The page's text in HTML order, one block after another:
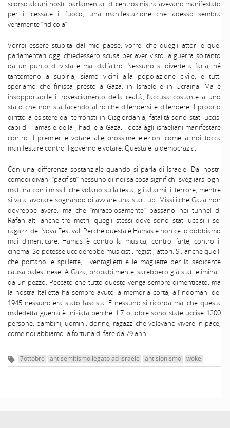
scorso alcuni nostri parlamentari di centrosinistra avevano manifestato
per il cessate il fuoco, una manifestazione che adesso sembra
veramente “ridicola”.
Vorrei essere stupita dal mio paese, vorrei che quegli attori e quei
parlamentari oggi chiedessero scusa per aver visto la guerra soltanto
da un punto di vista e mai dall’altro. Nessuno si diverte a farla, né
tantomeno a subirla, siamo vicini alla popolazione civile, e tutti
speriamo che finisca presto a Gaza, in Israele e in Ucraina. Ma è
insopportabile il rovesciamento della realtà, l’accusa costante a uno
stato che non sta facendo altro che difendersi e difendere il proprio
diritto a esistere dai terroristi in Cisgiordania, fatalità sono stati uccisi
capi di Hamas e della Jihad, e a Gaza. Tocca agli israeliani manifestare
contro il premier e votare alle prossime elezioni come a noi tocca
manifestare contro il governo e votare. Questa è la democrazia.
Con una differenza sostanziale quando si parla di Israele. Dai nostri
comodi divani “pacifisti” nessuno di noi sa cosa significhi svegliarsi ogni
mattina con i missili che volano sulla testa, gli allarmi, il terrore, mentre
si va a lavorare sognando di avviare una start up. Missili che Gaza non
dovrebbe avere, ma che “miracolosamente” passano nei tunnel di
Rafah alti anche tre metri, quegli stessi dove sono stati uccisi i sei
ragazzi del Nova Festival. Perché questa è Hamas e non ce lo dobbiamo
mai dimenticare. Hamas è contro la musica, contro l’arte, contro il
cinema. Se potesse ucciderebbe musicisti, registi, attori. Sì, anche quelli
che portano le spillette, i ventaglietti e le magliette per la sedicente
causa palestinese. A Gaza, probabilmente, sarebbero già stati eliminati
da un pezzo. Peccato che tutto questo venga sempre dimenticato, ma
la nostra Italietta ha sempre avuto la memoria corta, all’indomani del
1945 nessuno era stato fascista. E nessuno si ricorda mai che questa
maledetta guerra è iniziata perché il 7 ottobre sono state uccise 1200
persone, bambini, uomini, donne, ragazzi che volevano vivere in pace,
come noi abbiamo la fortuna di fare da 79 anni.
7ottobre antisemitismo legato ad Israele antisionismo woke